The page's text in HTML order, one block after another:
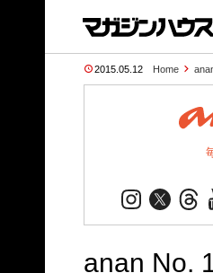
2015.05.12 Home
anan No.